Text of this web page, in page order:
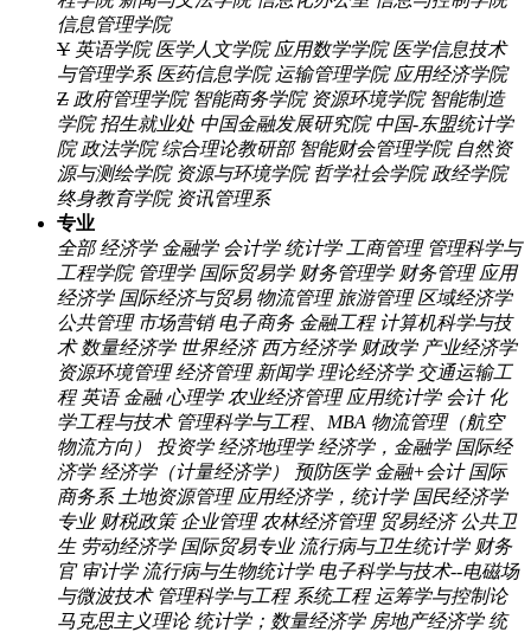
信息管理学院
Y 英语学院 医学人文学院 应用数学学院 医学信息技术
与管理学系 医药信息学院 运输管理学院 应用经济学院
Z 政府管理学院 智能商务学院 资源环境学院 智能制造
学院 招生就业处 中国金融发展研究院 中国-东盟统计学
院 政法学院 综合理论教研部 智能财会管理学院 自然资
源与测绘学院 资源与环境学院 哲学社会学院 政经学院
终身教育学院 资讯管理系
专业
全部 经济学 金融学 会计学 统计学 工商管理 管理科学与
工程学院 管理学 国际贸易学 财务管理学 财务管理 应用
经济学 国际经济与贸易 物流管理 旅游管理 区域经济学
公共管理 市场营销 电子商务 金融工程 计算机科学与技
术 数量经济学 世界经济 西方经济学 财政学 产业经济学
资源环境管理 经济管理 新闻学 理论经济学 交通运输工
程 英语 金融 心理学 农业经济管理 应用统计学 会计 化
学工程与技术 管理科学与工程、MBA 物流管理（航空
物流方向）
投资学 经济地理学 经济学，金融学 国际经
济学 经济学（计量经济学） 预防医学 金融+会计 国际
商务系 土地资源管理 应用经济学，统计学 国民经济学
专业 财税政策 企业管理 农林经济管理 贸易经济 公共卫
生 劳动经济学 国际贸易专业 流行病与卫生统计学 财务
官 审计学 流行病与生物统计学 电子科学与技术--电磁场
与微波技术 管理科学与工程 系统工程 运筹学与控制论
马克思主义理论 统计学；数量经济学 房地产经济学 统